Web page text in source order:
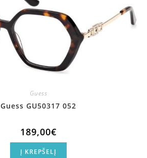
Guess
Guess GU50317 052
189,00€
Į KREPŠELĮ